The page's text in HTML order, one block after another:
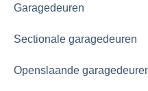
Garagedeuren
Sectionale garagedeuren
Openslaande